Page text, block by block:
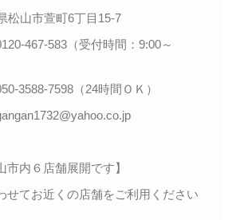
山市萱町6丁目15-7
467-583（受付時間：9:00～
7598（24時間ＯＫ）
市内６店舗展開です】
せてお近くの店舗をご利用ください